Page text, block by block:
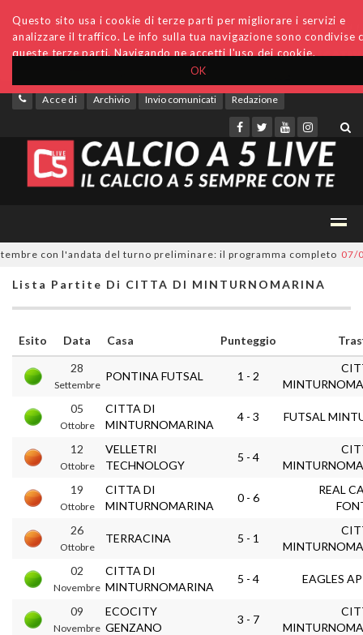
OK
Questo sito usa i cookie di terze parti per migliorare i servizi e
analizzare il traffico. Le info sulla tua navigazione sono condivise
queste terze parti. Navigando ne accetti l'uso dei cookie.
Accedi Archivio Invio comunicati Redazione
con l'andata del turno preliminare: il programma completo 07/08/
Lista Partite Di CITTA DI MINTURNOMARINA
Esito Data Casa Punteggio
28
Settembre
PONTINA FUTSAL 1 - 2
05
Ottobre
CITTA DI
MINTURNOMARINA
4 - 3 FUTSAL
12
Ottobre
VELLETRI
TECHNOLOGY
5 - 4
19
Ottobre
CITTA DI
MINTURNOMARINA
0 - 6
REAL
26
Ottobre
TERRACINA 5 - 1
02
Novembre
CITTA DI
MINTURNOMARINA
5 - 4 EAGLES
09
Novembre
ECOCITY
GENZANO
3 - 7